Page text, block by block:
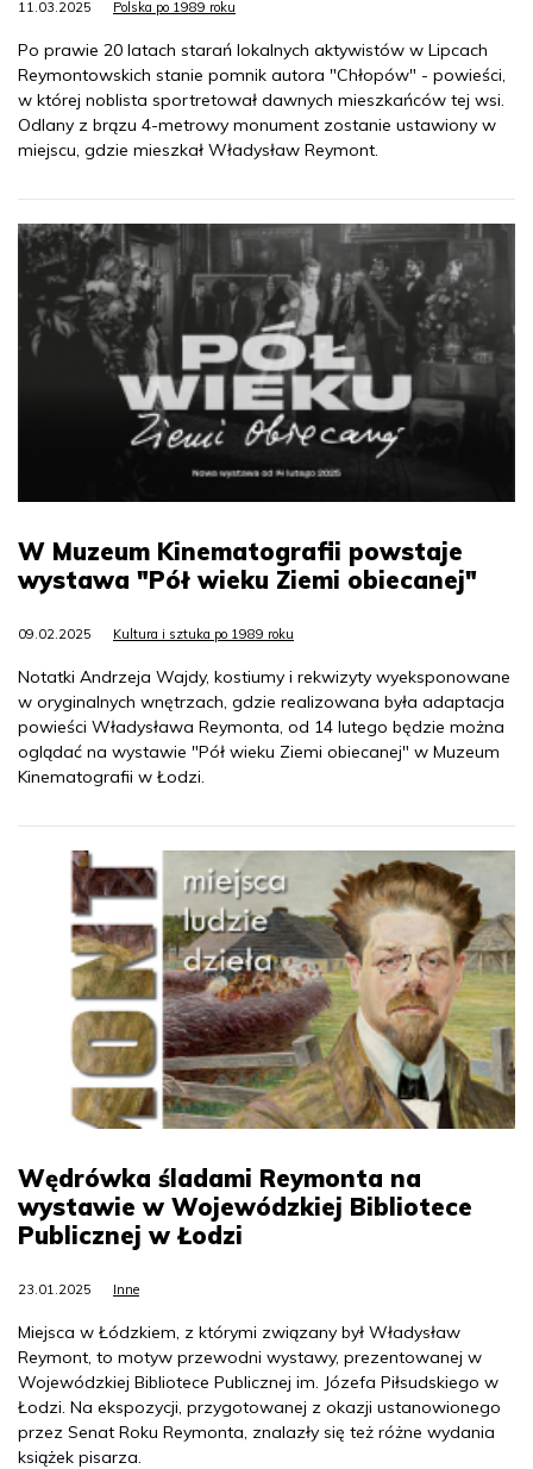
11.03.2025 Polska po 1989 roku
Po prawie 20 latach starań lokalnych aktywistów w Lipcach
Reymontowskich stanie pomnik autora "Chłopów" - powieści,
w której noblista sportretował dawnych mieszkańców tej wsi.
Odlany z brązu 4-metrowy monument zostanie ustawiony w
miejscu, gdzie mieszkał Władysław Reymont.
W Muzeum Kinematografii powstaje
wystawa "Pół wieku Ziemi obiecanej"
09.02.2025 Kultura i sztuka po 1989 roku
Notatki Andrzeja Wajdy, kostiumy i rekwizyty wyeksponowane
w oryginalnych wnętrzach, gdzie realizowana była adaptacja
powieści Władysława Reymonta, od 14 lutego będzie można
oglądać na wystawie "Pół wieku Ziemi obiecanej" w Muzeum
Kinematografii w Łodzi.
Wędrówka śladami Reymonta na
wystawie w Wojewódzkiej Bibliotece
Publicznej w Łodzi
23.01.2025 Inne
Miejsca w Łódzkiem, z którymi związany był Władysław
Reymont, to motyw przewodni wystawy, prezentowanej w
Wojewódzkiej Bibliotece Publicznej im. Józefa Piłsudskiego w
Łodzi. Na ekspozycji, przygotowanej z okazji ustanowionego
przez Senat Roku Reymonta, znalazły się też różne wydania
książek pisarza.